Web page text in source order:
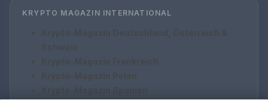
KRYPTO MAGAZIN INTERNATIONAL